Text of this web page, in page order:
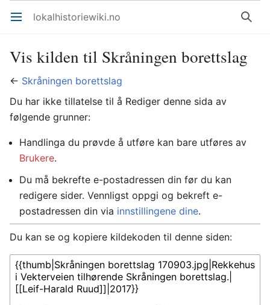
Åpne hovedmenyen lokalhistoriewiki.no Søk
Vis kilden til Skråningen borettslag
← Skråningen borettslag
Du har ikke tillatelse til å Rediger denne sida av
følgende grunner:
Handlinga du prøvde å utføre kan bare utføres av
Brukere.
Du må bekrefte e-postadressen din før du kan
redigere sider. Vennligst oppgi og bekreft e-
postadressen din via innstillingene dine.
Du kan se og kopiere kildekoden til denne siden: